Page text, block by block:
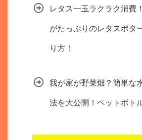
レタス一玉ラクラク消費
がたっぷりのレタスポタ
り方！
我が家が野菜畑？簡単な
法を大公開！ペットボト